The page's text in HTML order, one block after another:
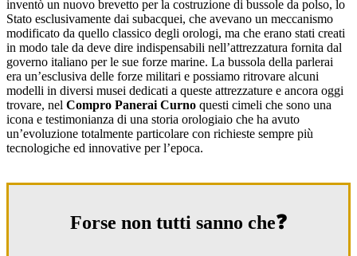
inventò un nuovo brevetto per la costruzione di bussole da polso, lo
Stato esclusivamente dai subacquei, che avevano un meccanismo
modificato da quello classico degli orologi, ma che erano stati creati
in modo tale da deve dire indispensabili nell’attrezzatura fornita dal
governo italiano per le sue forze marine. La bussola della parlerai
era un’esclusiva delle forze militari e possiamo ritrovare alcuni
modelli in diversi musei dedicati a queste attrezzature e ancora oggi
trovare, nel Compro Panerai Curno questi cimeli che sono una
icona e testimonianza di una storia orologiaio che ha avuto
un’evoluzione totalmente particolare con richieste sempre più
tecnologiche ed innovative per l’epoca.
Forse non tutti sanno che❓